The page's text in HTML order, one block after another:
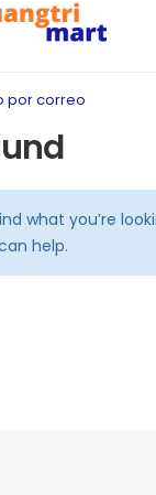
por correo
what you’re
help.